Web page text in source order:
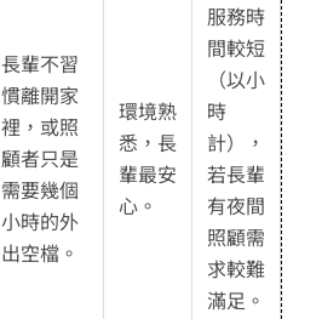
長輩不習
慣離開家
裡，或照
顧者只是
需要幾個
小時的外
出空檔。
環境熟
悉，長
輩最安
心。
服務時
間較短
（以小
時
計），
若長輩
有夜間
照顧需
求較難
滿足。